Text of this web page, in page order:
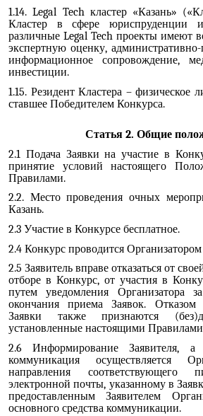
1.14. Legal Tech кластер «Казань»
Кластер в сфере юриспруденции
различные Legal Tech проекты имеют
экспертную оценку,
информационное сопровождение,
инвестиции.
1.15. Резидент Кластера – физическое
ставшее Победителем Конкурса.
Статья 2. Общие
2.1 Подача Заявки на участие в
принятие условий настоящего
Правилами.
2.2. Место проведения очных
Казань.
2.3 Участие в Конкурсе бесплатное.
2.4 Конкурс проводится Организатором
2.5 Заявитель вправе отказаться от
отборе в Конкурс, от участия в
путем уведомления Организатора
окончания приема Заявок. Отказом
Заявки также признаются
установленные настоящими
2.6 Информирование Заявителя,
коммуникация осуществляется
направления
электронной почты, указанному в
предоставленным Заявителем
основного средства коммуникации.